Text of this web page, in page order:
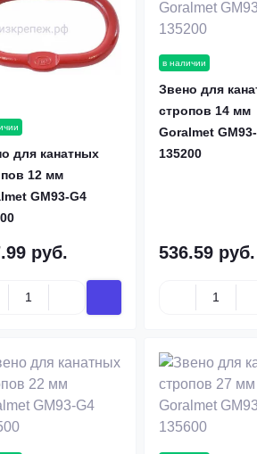
для канатных
12 мм
GM93-G4
руб.
в наличии
Звено для
стропов 14 мм
Goralmet
135200
536.59 руб.